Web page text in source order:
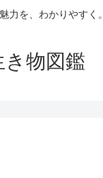
力を、わかりやすく。
物図鑑